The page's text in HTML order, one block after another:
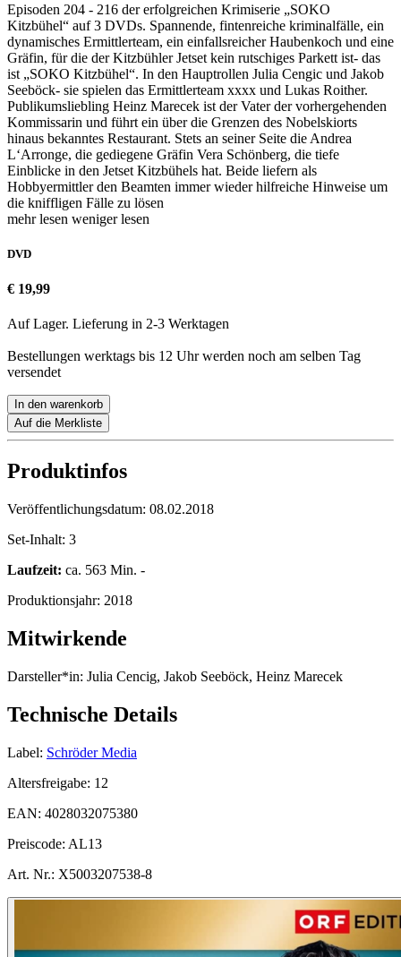
Episoden 204 - 216 der erfolgreichen Krimiserie „SOKO
Kitzbühel“ auf 3 DVDs. Spannende, fintenreiche kriminalfälle, ein
dynamisches Ermittlerteam, ein einfallsreicher Haubenkoch und eine
Gräfin, für die der Kitzbühler Jetset kein rutschiges Parkett ist- das
ist „SOKO Kitzbühel“. In den Hauptrollen Julia Cengic und Jakob
Seeböck- sie spielen das Ermittlerteam xxxx und Lukas Roither.
Publikumsliebling Heinz Marecek ist der Vater der vorhergehenden
Kommissarin und führt ein über die Grenzen des Nobelskiorts
hinaus bekanntes Restaurant. Stets an seiner Seite die Andrea
L‘Arronge, die gediegene Gräfin Vera Schönberg, die tiefe
Einblicke in den Jetset Kitzbühels hat. Beide liefern als
Hobbyermittler den Beamten immer wieder hilfreiche Hinweise um
die kniffligen Fälle zu lösen
mehr lesen weniger lesen
DVD
€ 19,99
Auf Lager. Lieferung in 2-3 Werktagen
Bestellungen werktags bis 12 Uhr werden noch am selben Tag
versendet
In den warenkorb
Auf die Merkliste
Produktinfos
Veröffentlichungsdatum: 08.02.2018
Set-Inhalt: 3
Laufzeit: ca. 563 Min. -
Produktionsjahr: 2018
Mitwirkende
Darsteller*in: Julia Cencig, Jakob Seeböck, Heinz Marecek
Technische Details
Label: Schröder Media
Altersfreigabe: 12
EAN: 4028032075380
Preiscode: AL13
Art. Nr.: X5003207538-8